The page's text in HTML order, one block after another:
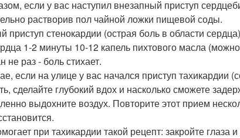
если у вас наступил внезапный приступ
растворив пол чайной ложки пищевой соды.
приступ стенокардии (острая боль в области
1-2 минуты 10-12 капель пихтового масла
не раз - боль стихает.
если на улице у вас начался приступ тахикардии
сделайте глубокий вдох и насколько сможете
выдохните воздух. Повторите этот прием
при тахикардии такой рецепт: закройте